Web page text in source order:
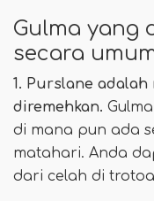
Gulma yang
secara
1. Purslane
diremehkan.
di mana pun ada
matahari. Anda
dari celah di